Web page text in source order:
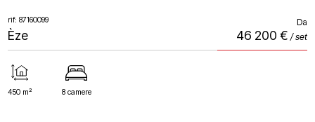
rif: 87160099 Da
46 200 € / set
Èze
450 m² 8 camere